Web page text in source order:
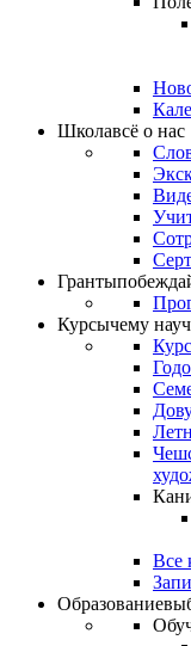
Школавсё о нас
Гранты
Курсычему
Все
Образование